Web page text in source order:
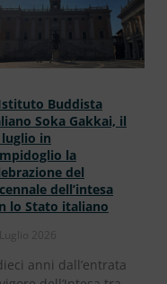
Istituto Buddista
Soka Gakkai, il
luglio in
la
del
dell’intesa
lo Stato italiano
2026
anni dall’entrata